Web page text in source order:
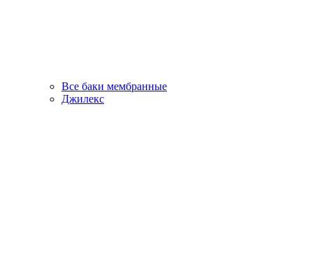
Все баки мембранные
Джилекс